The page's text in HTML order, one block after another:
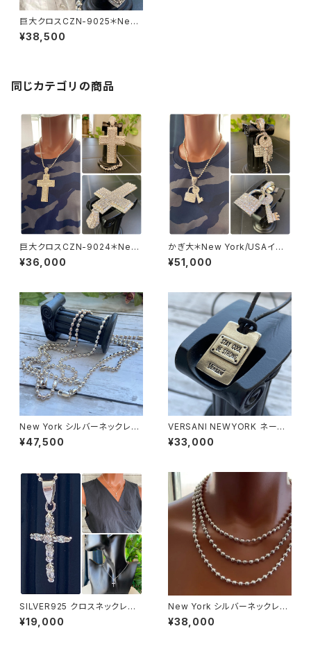
巨大クロスCZN-9025＊New
Yorkインポートジュエリー｜C
Z/キュービックジルコニア&シル
¥38,500
同じカテゴリの商品
巨大クロスCZN-9024＊New
Yorkインポートジュエリー｜C
Z/キュービックジルコニア&シル
ップ
¥36,000
かぎ大＊New York/USAイン
ポートペンダントトップ｜BIGカ
ギ・KEY CZ/キュービックジルコ
¥51,000
New York シルバーネックレス
50cm ボールチェーン 太め 5m
mボール Silver925
¥47,500
VERSANI NEWYORK ネーム
プレート チョーカー SILVER92
5 ペンダント【Stay Cool Be S
¥33,000
SILVER925 クロスネックレス
NewYorkインポートジュエリー
｜CZ/キュービックジルコニア&
¥19,000
New York シルバーネックレス
40cm ボールチェーン太め 5m
mボール Silver925
¥38,000